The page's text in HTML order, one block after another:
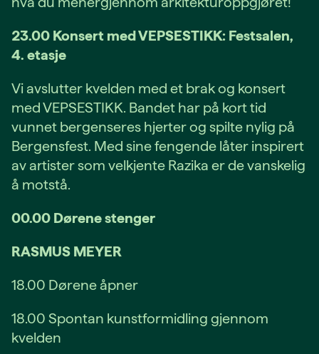
23.00 Konsert med VEPSESTIKK: Festsalen,
4. etasje
Vi avslutter kvelden med et brak og konsert
med VEPSESTIKK. Bandet har på kort tid
vunnet bergenseres hjerter og spilte nylig på
Bergensfest. Med sine fengende låter inspirert
av artister som velkjente Razika er de vanskelig
å motstå.
00.00 Dørene stenger
RASMUS MEYER
18.00 Dørene åpner
18.00 Spontan kunstformidling gjennom
kvelden